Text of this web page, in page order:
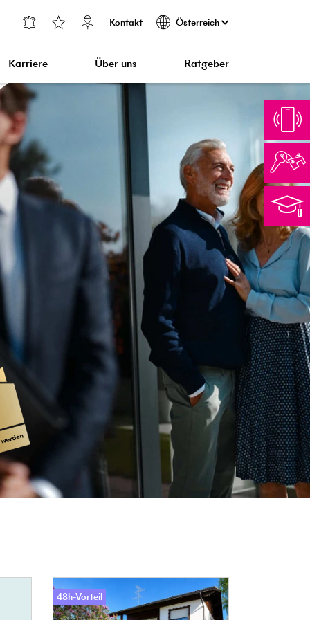
Kontakt Österreich
Karriere Über uns Ratgeber
Prämie sichern! Tippgeber werden!
48h-Vorteil